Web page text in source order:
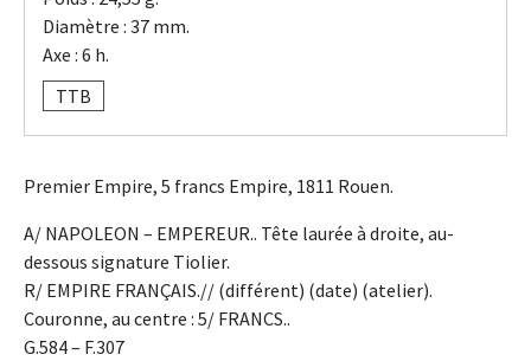
Diamètre : 37 mm.
Axe : 6 h.
TTB
Premier Empire, 5 francs Empire, 1811 Rouen.
A/ NAPOLEON – EMPEREUR.. Tête laurée à droite, au-
dessous signature Tiolier.
R/ EMPIRE FRANÇAIS.// (différent) (date) (atelier).
Couronne, au centre : 5/ FRANCS..
G.584 – F.307